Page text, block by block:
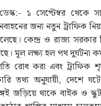
ডেস্ক:- ১ সেপ্টেম্বর
জন্য নতুন
কেন্দ্র ও রাজ্য সরকার
মূল লক্ষ্য হল পথ দুর্ঘটনা
রোধ করা এবং ট্রাফিক
তথ্য অনুযায়ী, দেশে
জড়িয়ে থাকে বাইক ও